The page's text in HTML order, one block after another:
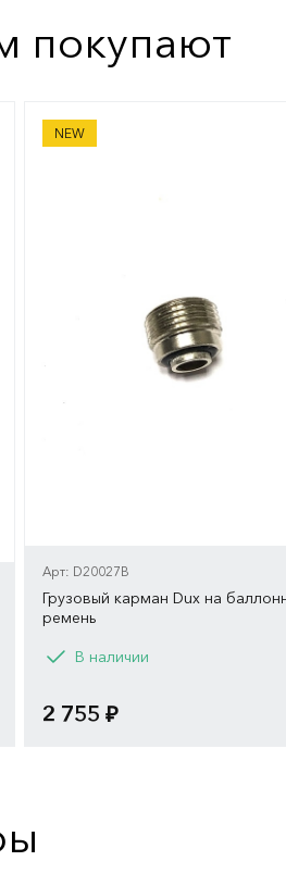
покупают
NEW
Грузовый карман Dux на
Арт: D20027B
Грузовый карман Dux на
ремень
В наличии
2 755 ₽